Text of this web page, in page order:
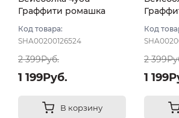
Граффити ромашка
59
Код товара:
SHA00200126524
2 399Руб.
1 199Руб.
В корзину
Код
2
1